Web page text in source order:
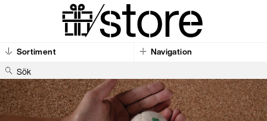
Sortiment Navigation
Sök